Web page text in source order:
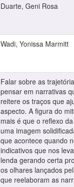
Duarte, Geni Rosa
Wadi, Yonissa Marmitt
Falar sobre as
pensar em narrativas
reitere os traços que
aspecto. A figura do
mais é que o reflexo
uma imagem
que acontece quando
indicativos que nos
lenda gerando certa
os olhares lançados
que reelaboram as